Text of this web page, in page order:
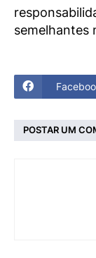
semelhantes
POSTAR UM